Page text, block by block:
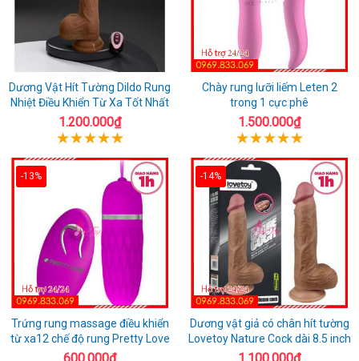
Dương Vật Hít Tường Dildo Rung
Nhiệt Điều Khiển Từ Xa Tốt Nhất
1.200.000₫
Chày rung lưỡi liếm Leten 2
trong 1 cực phê
1.500.000₫
-13%
Trứng rung massage điều khiển
từ xa12 chế độ rung Pretty Love
-14%
Dương vật giả có chân hít tường
Lovetoy Nature Cock dài 8.5 inch